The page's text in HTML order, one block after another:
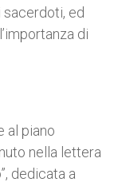
sacerdoti, ed
di
al piano
nella lettera
dedicata a